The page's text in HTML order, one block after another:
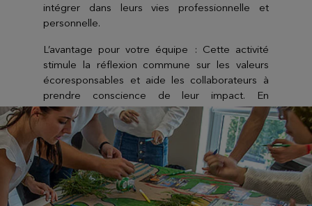
intégrer dans leurs vies professionnelle et
personnelle.
L’avantage pour votre équipe : Cette activité
stimule la réflexion commune sur les valeurs
écoresponsables et aide les collaborateurs à
prendre conscience de leur impact. En
intégrant des connaissances essentielles et des
solutions concrètes, elle donne aux équipes les
clés pour agir ensemble en faveur de
l’environnement, renforçant ainsi leur
engagement éthique au sein de l’entreprise.